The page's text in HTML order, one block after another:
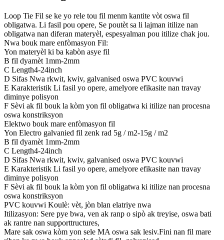
Loop Tie Fil se ke yo rele tou fil menm kantite vòt oswa fil
obligatwa. Li fasil pou opere, Se poutèt sa li lajman itilize nan
obligatwa nan diferan materyèl, espesyalman pou itilize chak jou.
Nwa bouk mare enfòmasyon Fil:
Yon materyèl ki ba kabòn asye fil
B fil dyamèt 1mm-2mm
C Length4-24inch
D Sifas Nwa rkwit, kwiv, galvanised oswa PVC kouvwi
E Karakteristik Li fasil yo opere, amelyore efikasite nan travay
diminye polisyon
F Sèvi ak fil bouk la kòm yon fil obligatwa ki itilize nan procesna
oswa konstriksyon
Elektwo bouk mare enfòmasyon fil
Yon Electro galvanied fil zenk rad 5g / m2-15g / m2
B fil dyamèt 1mm-2mm
C Length4-24inch
D Sifas Nwa rkwit, kwiv, galvanised oswa PVC kouvwi
E Karakteristik Li fasil yo opere, amelyore efikasite nan travay
diminye polisyon
F Sèvi ak fil bouk la kòm yon fil obligatwa ki itilize nan procesna
oswa konstriksyon
PVC kouvwi Koulè: vèt, jòn blan elatriye nwa
Itilizasyon: Sere pye bwa, ven ak ranp o sipò ak treyise, oswa bati
ak rantre nan supporttructures,
Mare sak oswa kòm yon sele MA oswa sak lesiv.Fini nan fil mare